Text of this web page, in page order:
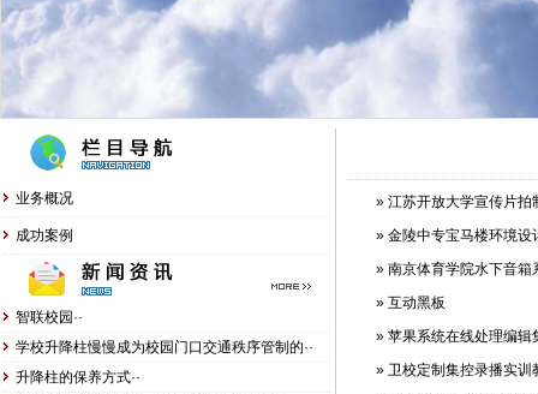
业务概况
成功案例
智联校园··
学校升降柱慢慢成为校园门口交通秩序管制的··
升降柱的保养方式··
» 江苏开放大学宣传片拍
» 金陵中专宝马楼环境设
» 南京体育学院水下音箱
» 互动黑板
» 苹果系统在线处理编辑
» 卫校定制集控录播实训